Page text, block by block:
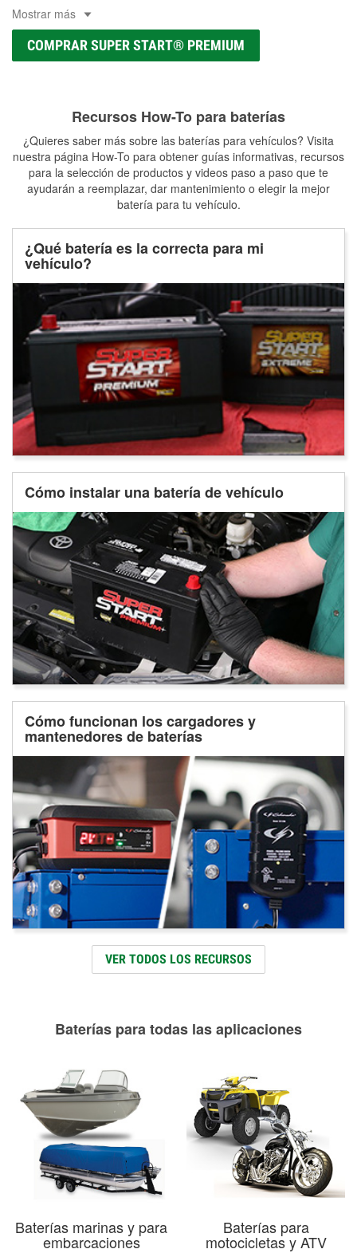
Mostrar más
COMPRAR SUPER START® PREMIUM
Recursos How-To para baterías
¿Quieres saber más sobre las baterías para vehículos? Visita
nuestra página How-To para obtener guías informativas, recursos
para la selección de productos y videos paso a paso que te
ayudarán a reemplazar, dar mantenimiento o elegir la mejor
batería para tu vehículo.
¿Qué batería es la correcta para mi
vehículo?
Cómo instalar una batería de vehículo
Cómo funcionan los cargadores y
mantenedores de baterías
VER TODOS LOS RECURSOS
Baterías para todas las aplicaciones
Baterías marinas y para
embarcaciones
Baterías para
motocicletas y ATV